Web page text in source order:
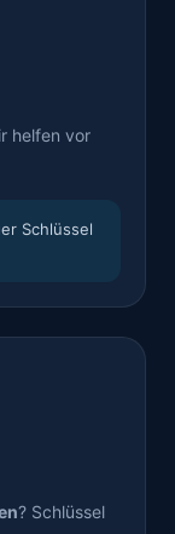
helfen vor
Schlüssel
? Schlüssel